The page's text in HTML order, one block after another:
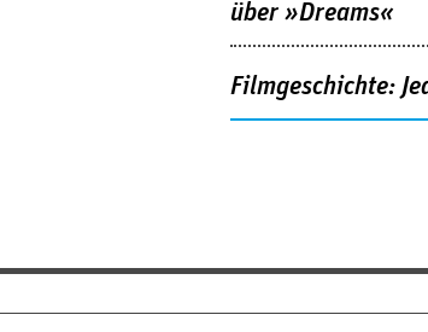
über »Dreams«
Filmgeschichte: